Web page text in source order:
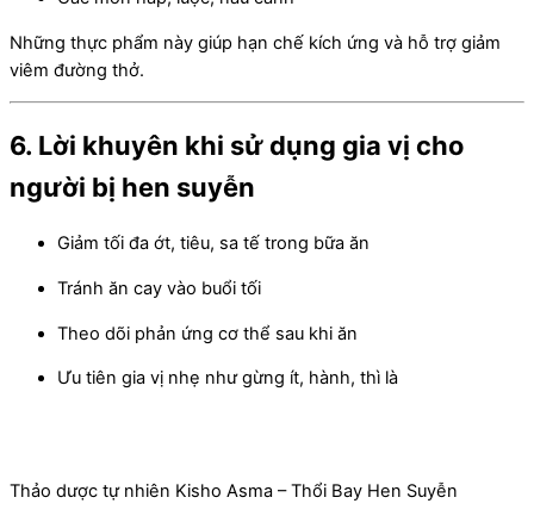
Những thực phẩm này giúp hạn chế kích ứng và hỗ trợ giảm
viêm đường thở.
6. Lời khuyên khi sử dụng gia vị cho
người bị hen suyễn
Giảm tối đa ớt, tiêu, sa tế trong bữa ăn
Tránh ăn cay vào buổi tối
Theo dõi phản ứng cơ thể sau khi ăn
Ưu tiên gia vị nhẹ như gừng ít, hành, thì là
Thảo dược tự nhiên Kisho Asma – Thổi Bay Hen Suyễn